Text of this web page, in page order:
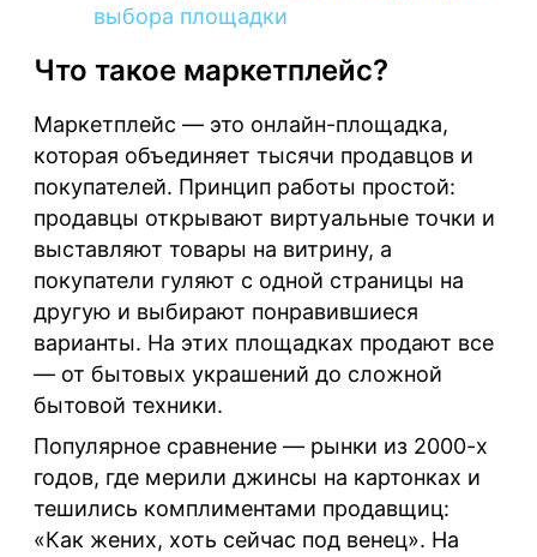
выбора площадки
Что такое маркетплейс?
Маркетплейс — это онлайн-площадка,
которая объединяет тысячи продавцов и
покупателей. Принцип работы простой:
продавцы открывают виртуальные точки и
выставляют товары на витрину, а
покупатели гуляют с одной страницы на
другую и выбирают понравившиеся
варианты. На этих площадках продают все
— от бытовых украшений до сложной
бытовой техники.
Популярное сравнение — рынки из 2000-х
годов, где мерили джинсы на картонках и
тешились комплиментами продавщиц:
«Как жених, хоть сейчас под венец». На